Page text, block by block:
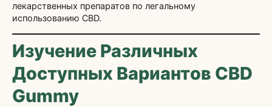
лекарственных препаратов по легальному
использованию CBD.
Изучение Различных
Доступных Вариантов CBD
Gummy